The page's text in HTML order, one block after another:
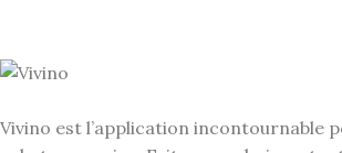
Vivino est l’application incontournable